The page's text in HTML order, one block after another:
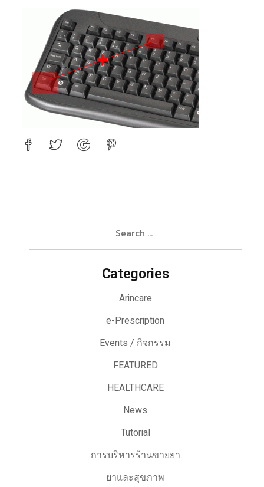
Categories
Arincare
e-Prescription
Events / กิจกรรม
FEATURED
HEALTHCARE
News
Tutorial
การบริหารร้านขายยา
ยาและสุขภาพ